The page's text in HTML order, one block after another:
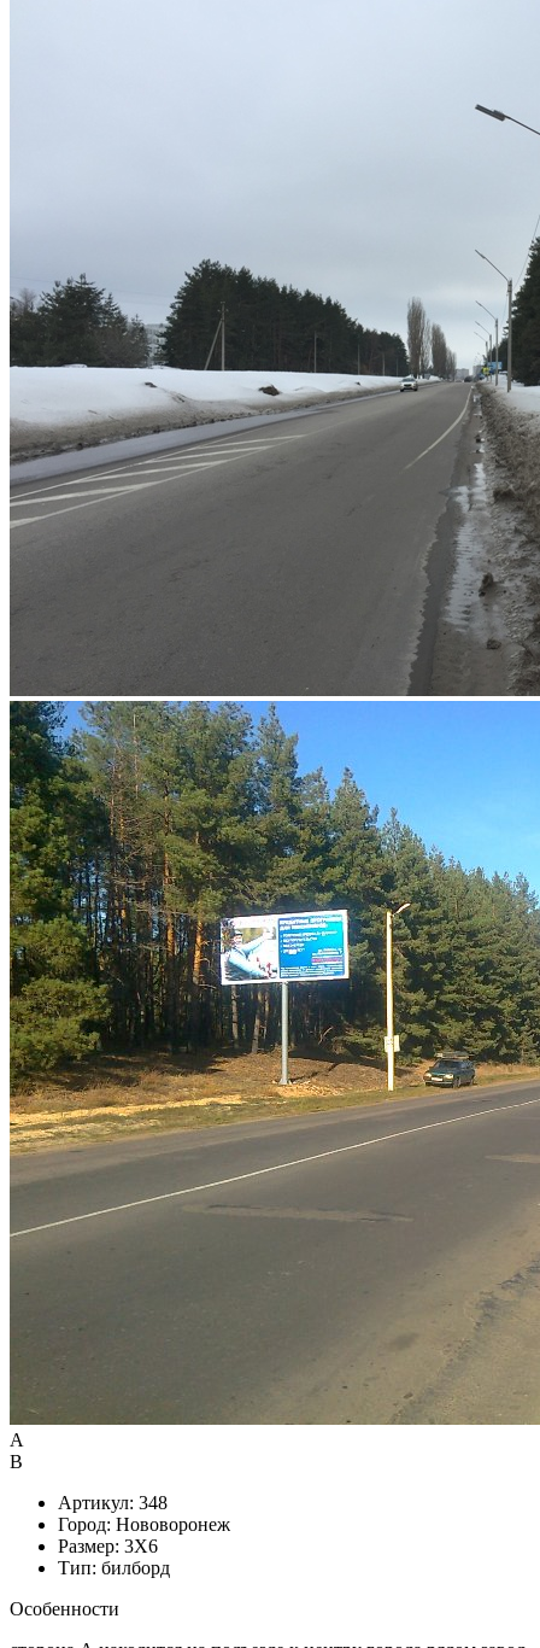
А
B
Артикул: 348
Город: Нововоронеж
Размер: 3X6
Тип: билборд
Особенности